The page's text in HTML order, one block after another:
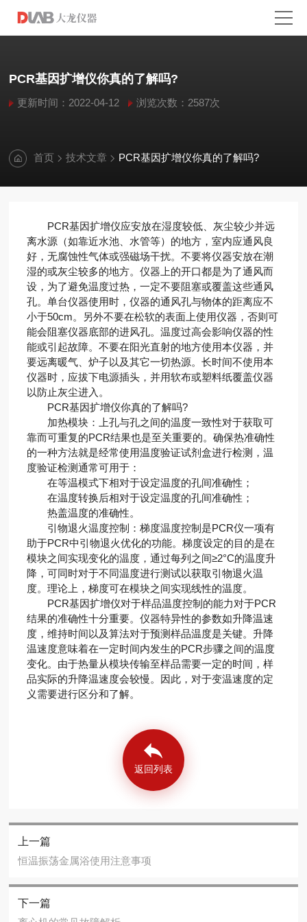
PCR基因扩增仪你真的了解吗?
更新时间：2022-04-12 浏览次数：2587次
首页 技术文章 PCR基因扩增仪你真的了解吗?
PCR基因扩增仪应安放在湿度较低、灰尘较少并远
离水源（如靠近水池、水管等）的地方，室内应通风良
好，无腐蚀性气体或强磁场干扰。不要将仪器安放在潮
湿的或灰尘较多的地方。仪器上的开口都是为了通风而
设，为了避免温度过热，一定不要阻塞或覆盖这些通风
孔。单台仪器使用时，仪器的通风孔与物体的距离应不
小于50cm。另外不要在松软的表面上使用仪器，否则可
能会阻塞仪器底部的进风孔。温度过高会影响仪器的性
能或引起故障。不要在阳光直射的地方使用本仪器，并
要远离暖气、炉子以及其它一切热源。长时间不使用本
仪器时，应拔下电源插头，并用软布或塑料纸覆盖仪器
以防止灰尘进入。
PCR基因扩增仪你真的了解吗?
加热模块：上孔与孔之间的温度一致性对于获取可
靠而可重复的PCR结果也是至关重要的。确保热准确性
的一种方法就是经常使用温度验证试剂盒进行检测，温
度验证检测通常可用于：
在等温模式下相对于设定温度的孔间准确性；
在温度转换后相对于设定温度的孔间准确性；
热盖温度的准确性。
引物退火温度控制：梯度温度控制是PCR仪一项有
助于PCR中引物退火优化的功能。梯度设定的目的是在
模块之间实现变化的温度，通过每列之间≥2°C的温度升
降，可同时对于不同温度进行测试以获取引物退火温
度。理论上，梯度可在模块之间实现线性的温度。
PCR基因扩增仪对于样品温度控制的能力对于PCR
结果的准确性十分重要。仪器特异性的参数如升降温速
度，维持时间以及算法对于预测样品温度是关键。升降
温速度意味着在一定时间内发生的PCR步骤之间的温度
变化。由于热量从模块传输至样品需要一定的时间，样
品实际的升降温速度会较慢。因此，对于变温速度的定
义需要进行区分和了解。
返回列表
上一篇
恒温振荡金属浴使用注意事项
下一篇